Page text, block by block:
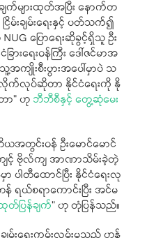
များထုတ်အပြီး နောက်တ
းချမ်းရေးနှင့် ပတ်သက်၍
ပြောရေးဆိုခွင့်ရှိသူ ဦး
းရေးဝန်ကြီး ဒေါ်ဇင်မာအ
ျိုးစီးပွားအပေါ်မှာပဲ သ
က်လုပ်ဆိုတာ နိုင်ငံရေးကို နို
ာ” ဟု ဘီဘီစီနှင့် တွေ့ဆုံမေး
အတွင်းဝန် ဦးမောင်မောင်
ျင့် ဗိုလ်ကျ အာဏာသိမ်းခဲ့တဲ့
ပါတီထောင်ပြီး နိုင်ငံရေးလု
ရယ်စရာကောင်းပြီး အင်မ
ပြန်ချက်” ဟု တုံပြန်သည်။